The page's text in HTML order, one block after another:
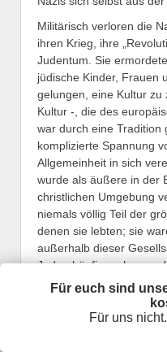
Militärisch verloren die
ihren Krieg, ihre
Judentum. Sie
jüdische Kinder, Frauen
gelungen, eine Kultur
Kultur -, die des
war durch eine Tradition
komplizierte Spannung
Allgemeinheit in sich
wurde als äußere in der
christlichen Umgebung
niemals völlig Teil der
denen sie lebten; sie
außerhalb dieser
Juden häufig
jedoch auch sehr
sedimentierte sich im
meisten jüdischen
Für euch sind
Für uns nicht.